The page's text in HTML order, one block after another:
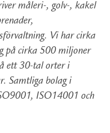
måleri-, golv-, kakel
Vi har cirka
på cirka 500 miljoner
ett 30-tal orter i
Samtliga bolag i
ISO14001 och